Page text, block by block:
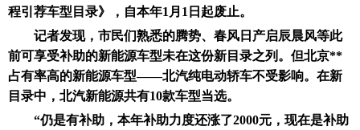
程引荐车型目录》，自本年1月1日起废止。
记者发现，市民们熟悉的腾势、春风日产启辰晨风等此
前可享受补助的新能源车型未在这份新目录之列。但北京**
占有率高的新能源车型——北汽纯电动轿车不受影响。在新
目录中，北汽新能源共有10款车型当选。
“仍是有补助，本年补助力度还涨了2000元，现在是补助